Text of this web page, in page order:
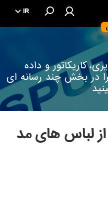
IR
کاریکاتور و داده
در بخش چند رسانه ای
لباس های مد